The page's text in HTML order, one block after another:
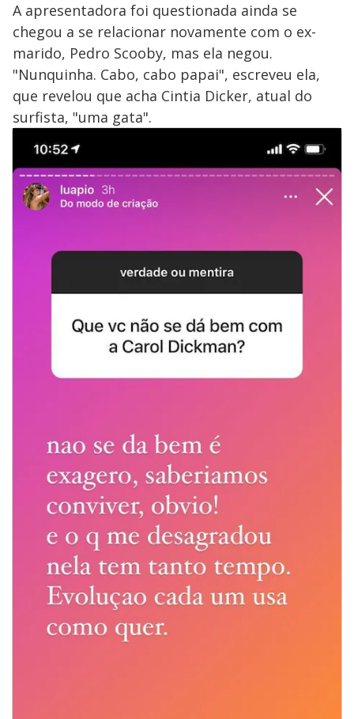
A apresentadora foi questionada ainda se
chegou a se relacionar novamente com o ex-
marido, Pedro Scooby, mas ela negou.
"Nunquinha. Cabo, cabo papai", escreveu ela,
que revelou que acha Cintia Dicker, atual do
surfista, "uma gata".